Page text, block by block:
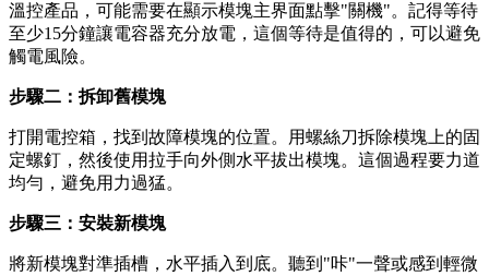
溫控產品，可能需要在顯示模塊主界面點擊"關機"。記得等待
至少15分鐘讓電容器充分放電，這個等待是值得的，可以避免
觸電風險。
步驟二：拆卸舊模塊
打開電控箱，找到故障模塊的位置。用螺絲刀拆除模塊上的固
定螺釘，然後使用拉手向外側水平拔出模塊。這個過程要力道
均勻，避免用力過猛。
步驟三：安裝新模塊
將新模塊對準插槽，水平插入到底。聽到"咔"一聲或感到輕微